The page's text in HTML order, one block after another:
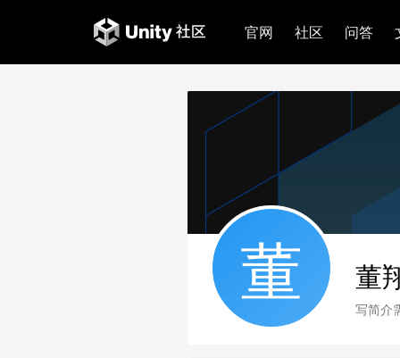
官网 社区 问答
董 董
写简介